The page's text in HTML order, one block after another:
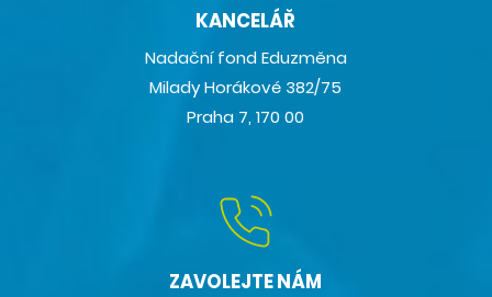
KANCELÁŘ
Nadační fond Eduzměna
Milady Horákové 382/75
Praha 7, 170 00
ZAVOLEJTE NÁM